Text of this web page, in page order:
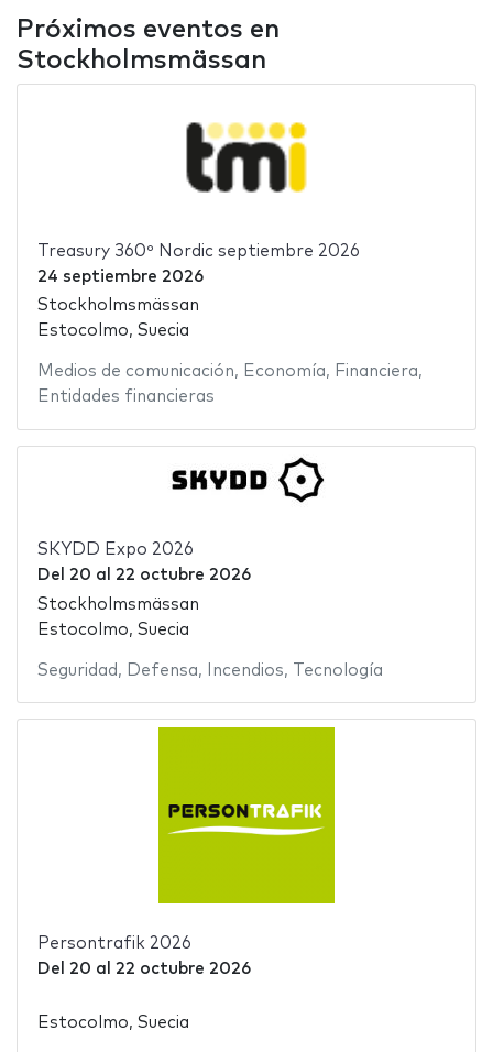
Próximos eventos en
Stockholmsmässan
Treasury 360º Nordic septiembre 2026
24 septiembre 2026
Stockholmsmässan
Estocolmo, Suecia
Medios de comunicación, Economía, Financiera,
Entidades financieras
SKYDD Expo 2026
Del 20 al 22 octubre 2026
Stockholmsmässan
Estocolmo, Suecia
Seguridad , Defensa, Incendios, Tecnología
Persontrafik 2026
Del 20 al 22 octubre 2026
Estocolmo, Suecia